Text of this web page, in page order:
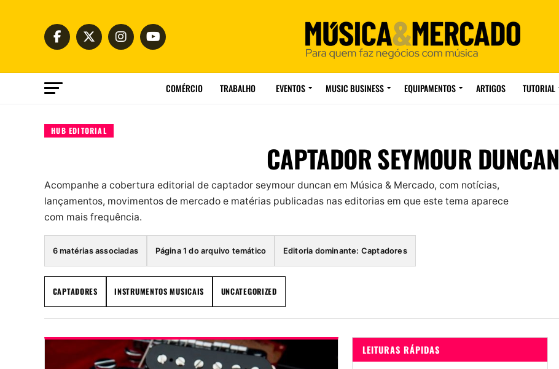
COMÉRCIO TRABALHO EVENTOS MUSIC BUSINESS EQUIPAMENTOS ARTIGOS TUTORIAL
HUB EDITORIAL
CAPTADOR SEYMOUR DUNCAN
Acompanhe a cobertura editorial de captador seymour duncan em Música & Mercado, com notícias,
lançamentos, movimentos de mercado e matérias publicadas nas editorias em que este tema aparece
com mais frequência.
6 matérias associadas Página 1 do arquivo temático Editoria dominante: Captadores
CAPTADORES INSTRUMENTOS MUSICAIS UNCATEGORIZED
LEITURAS RÁPIDAS